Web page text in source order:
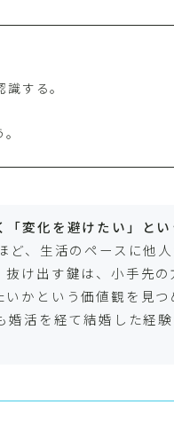
する。
変化を避けたい」と
ど、生活のペースに他
け出す鍵は、小手先
かという価値観を見つ
活を経て結婚した経